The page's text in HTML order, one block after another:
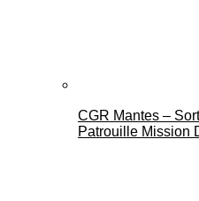
CGR Mantes –
Patrouille Mission